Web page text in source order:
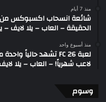
منذ 7 أيام
الحقيقة – العاب – يلا لايف –
منذ أسبوع واحد
لاعب شهرياً! – العاب – يلا
وسوم